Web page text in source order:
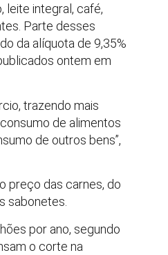
leite integral, café,
Parte desses
da alíquota de 9,35%
ontem em
trazendo mais
de alimentos
de outros bens”,
preço das carnes, do
sabonetes.
por ano, segundo
o corte na